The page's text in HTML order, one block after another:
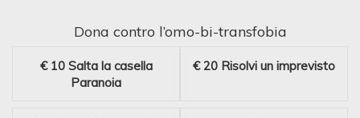
Dona contro l’omo-bi-transfobia
€ 10 Salta la casella
Paranoia
€ 20 Risolvi un imprevisto